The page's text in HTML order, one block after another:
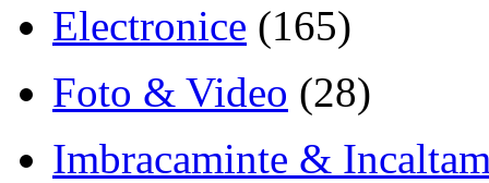
Electronice (165)
Foto & Video (28)
Imbracaminte &